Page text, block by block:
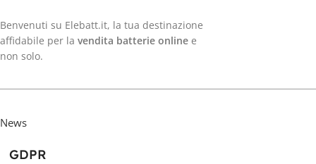
Benvenuti su Elebatt.it, la tua destinazione
affidabile per la vendita batterie online e
non solo.
News
GDPR